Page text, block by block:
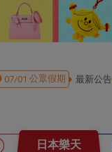
07/01 公眾假期 最新公告
日本樂天